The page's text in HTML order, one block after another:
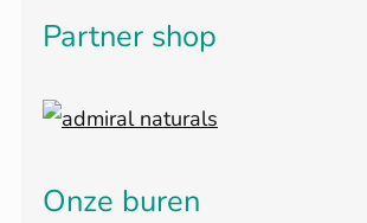
Partner shop
Onze buren